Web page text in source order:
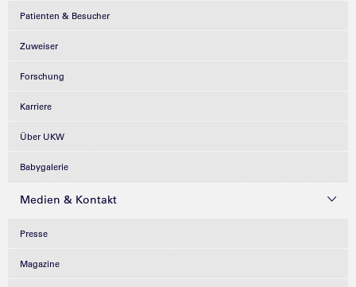
Patienten & Besucher
Zuweiser
Forschung
Karriere
Über UKW
Babygalerie
Medien & Kontakt
Presse
Magazine